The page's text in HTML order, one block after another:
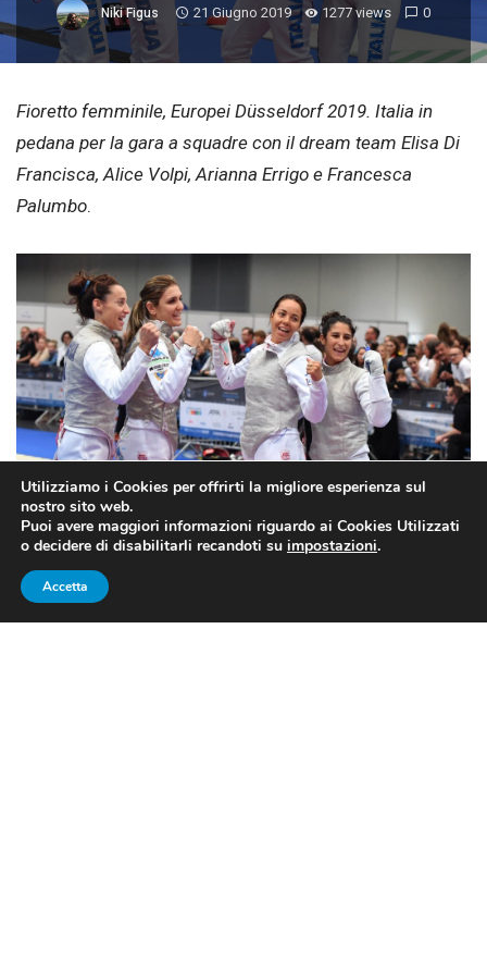
Niki Figus 21 Giugno 2019 1277 views 0
Fioretto femminile, Europei Düsseldorf 2019. Italia in
pedana per la gara a squadre con il dream team Elisa Di
Francisca, Alice Volpi, Arianna Errigo e Francesca
Palumbo.
Utilizziamo i Cookies per offrirti la migliore esperienza sul
nostro sito web.
Puoi avere maggiori informazioni riguardo ai Cookies Utilizzati
o decidere di disabilitarli recandoti su impostazioni.
Accetta